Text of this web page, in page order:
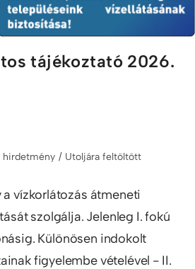
tájékoztató 2026.
hirdetmény / Utoljára feltöltött
vízkorlátozás átmeneti
szolgálja. Jelenleg I. fokú
Különösen indokolt
figyelembe vételével - II.